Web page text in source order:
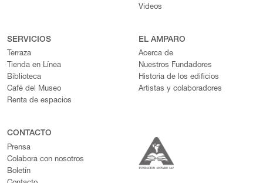
Videos
SERVICIOS
Terraza
Tienda en Línea
Biblioteca
Café del Museo
Renta de espacios
EL AMPARO
Acerca de
Nuestros Fundadores
Historia de los edificios
Artistas y colaboradores
CONTACTO
Prensa
Colabora con nosotros
Boletín